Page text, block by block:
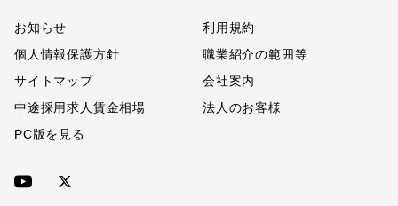
お知らせ
利用規約
個人情報保護方針
職業紹介の範囲等
サイトマップ
会社案内
中途採用求人賃金相場
法人のお客様
PC版を見る